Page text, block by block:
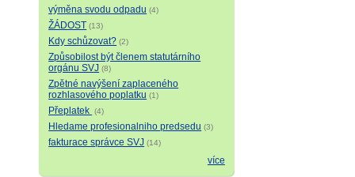
výměna svodu odpadu (4)
ŽÁDOST (13)
Kdy schůzovat? (2)
Způsobilost být členem statutárního
orgánu SVJ (8)
Zpětné navýšení zaplaceného
rozhlasového poplatku (1)
Přeplatek (4)
Hledame profesionalniho predsedu (3)
fakturace správce SVJ (14)
více